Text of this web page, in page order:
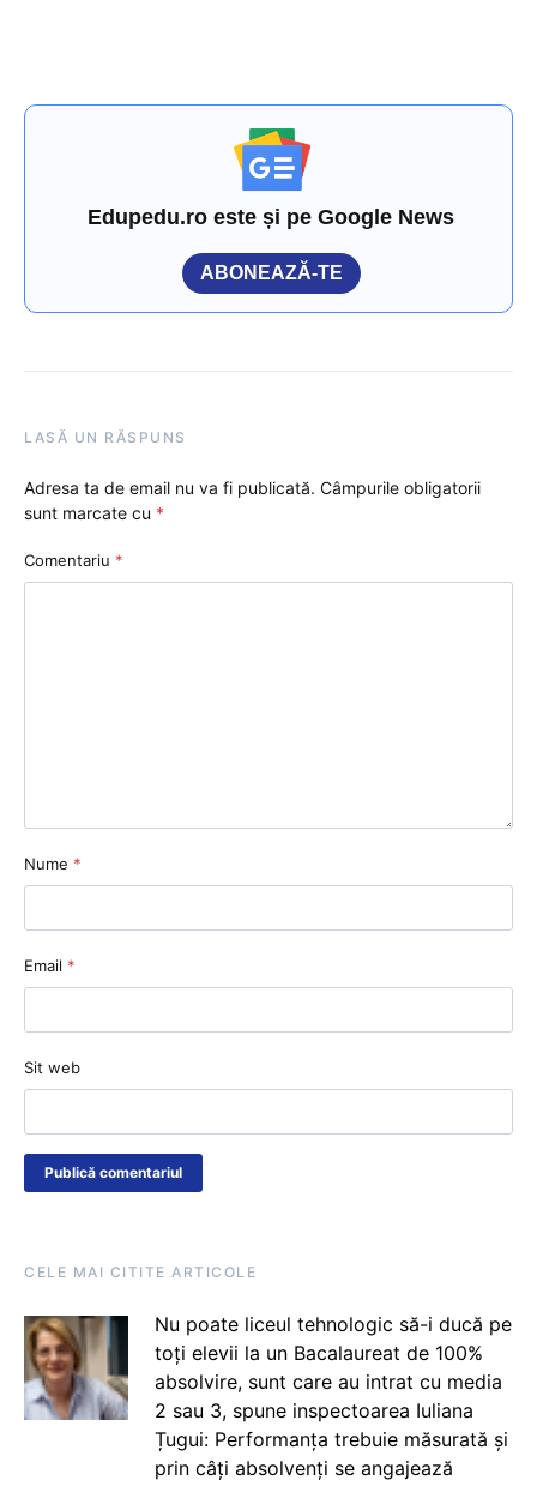
Edupedu.ro este și pe Google News
ABONEAZĂ-TE
LASĂ UN RĂSPUNS
Adresa ta de email nu va fi publicată. Câmpurile obligatorii
sunt marcate cu *
Comentariu *
Nume *
Email *
Sit web
CELE MAI CITITE ARTICOLE
Nu poate liceul tehnologic să-i ducă pe
toți elevii la un Bacalaureat de 100%
absolvire, sunt care au intrat cu media
2 sau 3, spune inspectoarea Iuliana
Țugui: Performanța trebuie măsurată și
prin câți absolvenți se angajează